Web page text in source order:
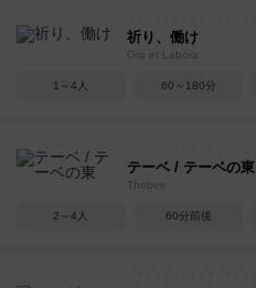
祈り、働け
Ora et Labora
1～4人 60～180分
テーベ / テーベの東
Thebes
2～4人 60分前後